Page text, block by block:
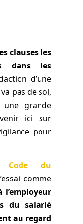
clauses les
dans les
d’une
pas de soi,
grande
ici sur
pour
Code du
comme
l’employeur
du salarié
au regard